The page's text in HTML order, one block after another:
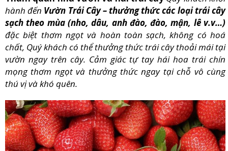
hành đến Vườn Trái Cây – thưởng thức các loại trái cây
sạch theo mùa (nho, dâu, anh đào, đào, mận, lê v.v…)
đặc biệt thơm ngọt và hoàn toàn sạch, không có hoá
chất, Quý khách có thể thưởng thức trái cây thoải mái tại
vườn ngay trên cây. Cảm giác tự tay hái hoa trái chín
mọng thơm ngọt và thưởng thức ngay tại chỗ vô cùng
thú vị và khó quên.